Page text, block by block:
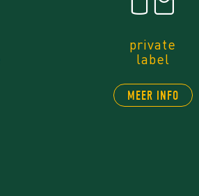
private
label
MEER INFO